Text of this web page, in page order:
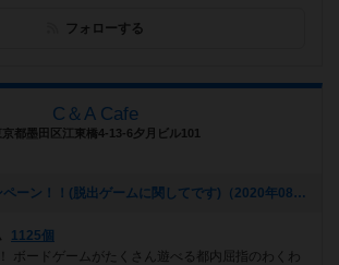
フォローする
C＆A Cafe
京都墨田区江東橋4-13-6夕月ビル101
[NEW] ソロ凸キャンペーン！！(脱出ゲームに関してです)（2020年08月17日 13時11分）
1125個
ボードゲームがたくさん遊べる都内屈指のわくわ